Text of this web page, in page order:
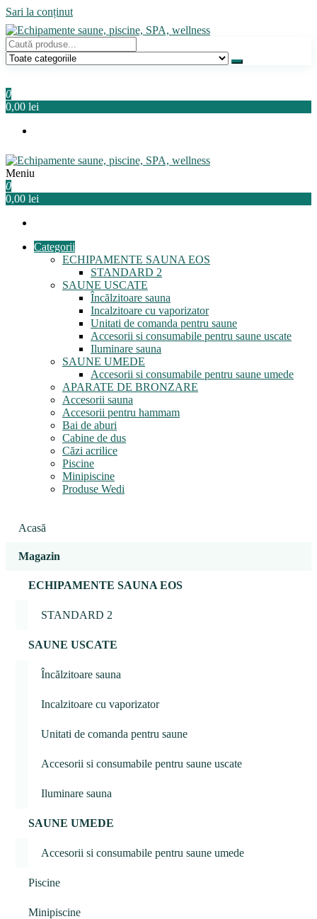
Sari la conținut
Echipamente saune, piscine, SPA, wellness
Relaxeaza-te!
0
0,00 lei
Echipamente saune, piscine, SPA, wellness
Relaxeaza-te!
Meniu
0
0,00 lei
Categorii
ECHIPAMENTE SAUNA EOS
STANDARD 2
SAUNE USCATE
Încălzitoare sauna
Incalzitoare cu vaporizator
Unitati de comanda pentru saune
Accesorii si consumabile pentru saune uscate
Iluminare sauna
SAUNE UMEDE
Accesorii si consumabile pentru saune umede
APARATE DE BRONZARE
Accesorii sauna
Accesorii pentru hammam
Bai de aburi
Cabine de dus
Căzi acrilice
Piscine
Minipiscine
Produse Wedi
Acasă
Magazin
ECHIPAMENTE SAUNA EOS
STANDARD 2
SAUNE USCATE
Încălzitoare sauna
Incalzitoare cu vaporizator
Unitati de comanda pentru saune
Accesorii si consumabile pentru saune uscate
Iluminare sauna
SAUNE UMEDE
Accesorii si consumabile pentru saune umede
Piscine
Minipiscine